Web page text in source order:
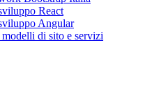
React
Angular
di sito e servizi